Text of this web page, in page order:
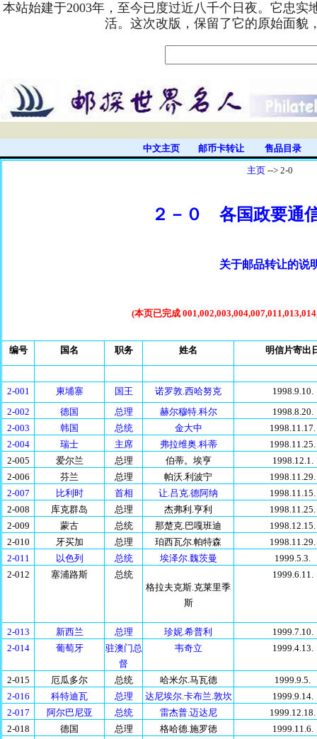
本站始建于2003年，至今已度过近八千个日夜。它忠
活。这次改版，保留了它的原始面貌
中文主页 邮币卡转让 售品目录
主页 --> 2-0
２－０ 各国政要通
关于邮品转让的说
(本页已完成
编号 国名 职务 姓名 明信片寄出
2-001 柬埔寨 国王 诺罗敦.西哈努克
1998.9.10.
2-002
德国 总理 赫尔穆特.科尔
1998.8.20.
2-003
韩国 总统 金大中
1998.11.17.
2-004
瑞士 主席 弗拉维奥.科蒂
1998.11.25.
2-005
爱尔兰 总理 伯蒂。埃亨
1998.12.1.
2-006
芬兰 总理 帕沃.利波宁
1998.11.29.
2-007
比利时 首相 让.吕克.德阿纳
1998.11.15.
2-008
库克群岛 总理 杰弗利.亨利
1998.11.25.
2-009
蒙古 总统 那楚克.巴嘎班迪
1998.12.15.
2-010
牙买加 总理 珀西瓦尔.帕特森
1998.11.29.
2-011
以色列 总统 埃泽尔.魏茨曼
1999.5.3.
2-012
塞浦路斯
总统
格拉夫克斯.克莱里季
斯
1999.6.11.
2-013 新西兰 总理 珍妮.希普利
1999.7.10.
2-014
葡萄牙
驻澳门总
督
韦奇立 1999.4.13.
2-015 厄瓜多尔 总统 哈米尔.马瓦德
1999.9.5.
2-016
科特迪瓦 总理 达尼埃尔.卡布兰.敦坎
1999.9.14.
2-017
阿尔巴尼亚 总统 雷杰普.迈达尼
1999.12.18.
2-018
德国 总理 格哈德.施罗徳
1999.11.6.